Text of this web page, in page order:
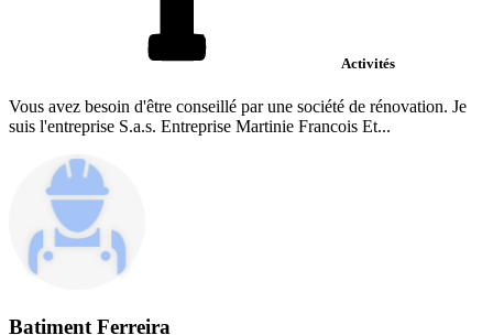
Activités
Vous avez besoin d'être conseillé par une société de rénovation. Je
suis l'entreprise S.a.s. Entreprise Martinie Francois Et...
Batiment Ferreira